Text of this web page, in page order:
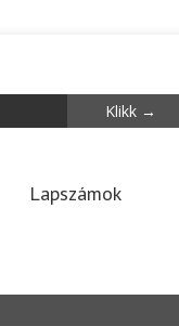
Lapszámok